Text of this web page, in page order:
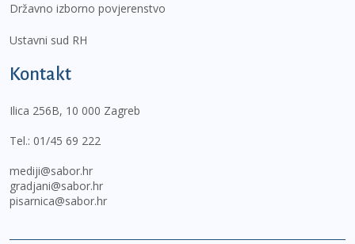
Državno izborno povjerenstvo
Ustavni sud RH
Kontakt
Ilica 256B, 10 000 Zagreb
Tel.: 01/45 69 222
mediji@sabor.hr
gradjani@sabor.hr
pisarnica@sabor.hr